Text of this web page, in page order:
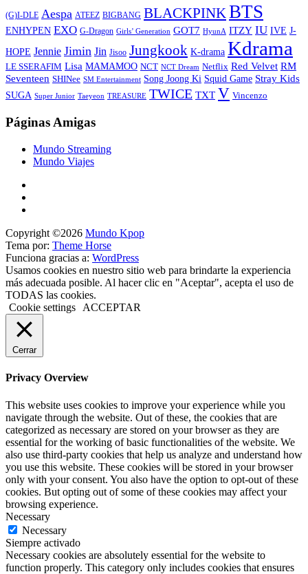
(G)I-DLE Aespa ATEEZ BIGBANG BLACKPINK BTS
ENHYPEN EXO G-Dragon Girls’ Generation GOT7 HyunA ITZY IU IVE J-
HOPE Jennie Jimin Jin Jisoo Jungkook K-drama Kdrama
LE SSERAFIM Lisa MAMAMOO NCT NCT Dream Netflix Red Velvet RM
Seventeen SHINee SM Entertainment Song Joong Ki Squid Game Stray Kids
SUGA Super Junior Taeyeon TREASURE TWICE TXT V Vincenzo
Páginas Amigas
Mundo Streaming
Mundo Viajes
Copyright ©2026 Mundo Kpop
Tema por: Theme Horse
Funciona gracias a: WordPress
Usamos cookies en nuestro sitio web para brindarte la experiencia
más adecuada posible. Al hacer clic en "Aceptar", acepta el uso de
TODAS las cookies.
Cookie settings
ACCEPTAR
Cerrar
Privacy Overview
This website uses cookies to improve your experience while you
navigate through the website. Out of these, the cookies that are
categorized as necessary are stored on your browser as they are
essential for the working of basic functionalities of the website. We
also use third-party cookies that help us analyze and understand how
you use this website. These cookies will be stored in your browser
only with your consent. You also have the option to opt-out of these
cookies. But opting out of some of these cookies may affect your
browsing experience.
Necessary
Necessary
Siempre activado
Necessary cookies are absolutely essential for the website to
function properly. This category only includes cookies that ensures